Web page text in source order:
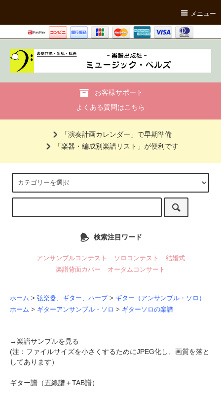
メニュー
お客様サポート
よくある質問はこちら
「演奏計画カレンダー」で早期準備
「楽器・編成別楽譜リスト」が便利です
検索注目ワード
アンサンブルコンテスト ソロコンテスト
結婚式
楽譜背面カバー
オータムコンサート
ホーム > 弦楽器、ギター、ハープ > ギター（アンサンブル・ソロ）
ホーム > ギターアンサンブル・ソロ > ギターソロの楽譜
→楽譜サンプルを見る
(注：ファイルサイズを小さくするためにJPEG化し、画質を落と
してあります）
ギター譜（五線譜＋TAB譜）